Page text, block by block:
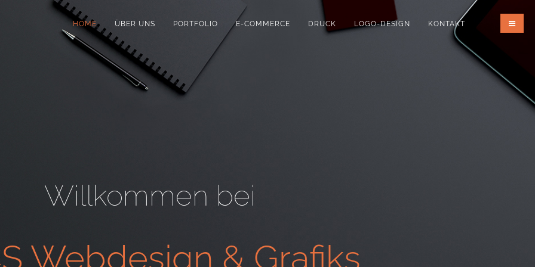
HOME ÜBER UNS PORTFOLIO E-COMMERCE DRUCK LOGO-DESIGN KONTAKT
Willkommen bei
Webdesign & Grafiks